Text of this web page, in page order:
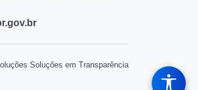
Soluções em Transparência